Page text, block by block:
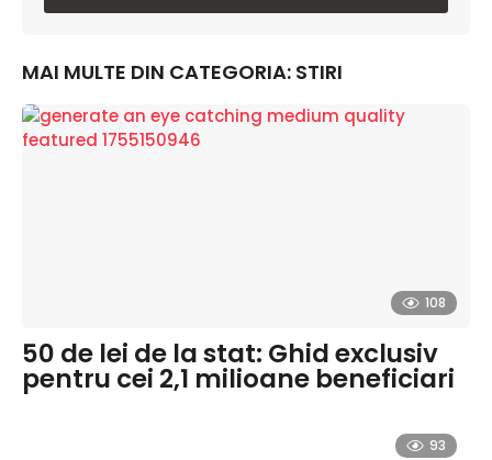
MAI MULTE DIN CATEGORIA: STIRI
108
50 de lei de la stat: Ghid exclusiv
pentru cei 2,1 milioane beneficiari
93